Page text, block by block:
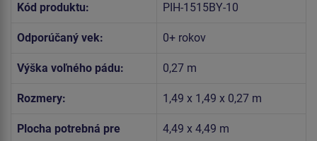
Kód produktu: PIH-1515BY-10
Odporúčaný vek: 0+ rokov
Výška voľného pádu: 0,27 m
Rozmery: 1,49 x 1,49 x 0,27 m
Plocha potrebná pre
4,49 x 4,49 m